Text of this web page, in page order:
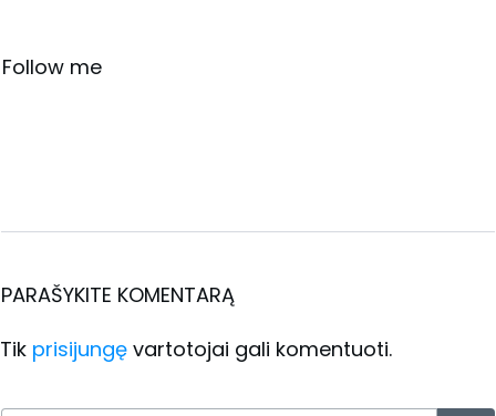
Follow me
PARAŠYKITE KOMENTARĄ
Tik prisijungę vartotojai gali komentuoti.